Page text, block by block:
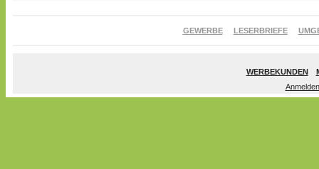
GEWERBE LESERBRIEFE
WERBEKUNDEN
Anmelden